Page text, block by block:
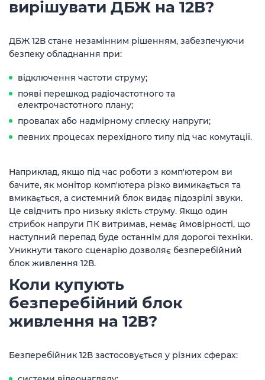
вирішувати ДБЖ на 12В?
ДБЖ 12В стане незамінним рішенням, забезпечуючи
безпеку обладнання при:
відключення частоти струму;
появі перешкод радіочастотного та
електрочастотного плану;
провалах або надмірному сплеску напруги;
певних процесах перехідного типу під час комутації.
Наприклад, якщо під час роботи з комп'ютером ви
бачите, як монітор комп'ютера різко вимикається та
вмикається, а системний блок видає підозрілі звуки.
Це свідчить про низьку якість струму. Якщо один
стрибок напруги ПК витримав, немає ймовірності, що
наступний перепад буде останнім для дорогої техніки.
Уникнути такого сценарію дозволяє безперебійний
блок живлення 12В.
Коли купують
безперебійний блок
живлення на 12В?
Безперебійник 12В застосовується у різних сферах: